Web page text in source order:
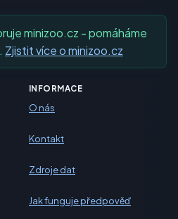
minizoo.cz - pomáháme
Zjistit více o minizoo.cz
INFORMACE
O nás
Kontakt
Zdroje dat
Jak funguje předpověď